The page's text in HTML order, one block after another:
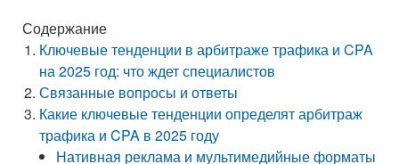
Содержание
Ключевые тенденции в арбитраже трафика и CPA
на 2025 год: что ждет специалистов
Связанные вопросы и ответы
Какие ключевые тенденции определят арбитраж
трафика и CPA в 2025 году
Нативная реклама и мультимедийные форматы